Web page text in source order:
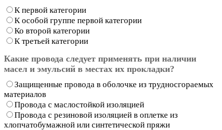
К первой категории
К особой группе первой категории
Ко второй категории
К третьей категории
Какие провода следует применять при наличии
масел и эмульсий в местах их прокладки?
Защищенные провода в оболочке из трудносгораемых
материалов
Провода с маслостойкой изоляцией
Провода с резиновой изоляцией в оплетке из
хлопчатобумажной или синтетической пряжи